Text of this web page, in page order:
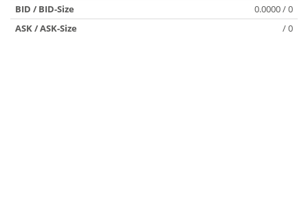
BID / BID-Size
0.0000 / 0
ASK / ASK-Size
/ 0